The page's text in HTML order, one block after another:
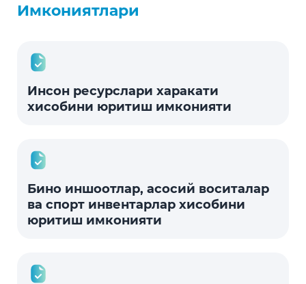
Имкониятлари
Инсон ресурслари харакати
хисобини юритиш имконияти
Бино иншоотлар, асосий воситалар
ва спорт инвентарлар хисобини
юритиш имконияти